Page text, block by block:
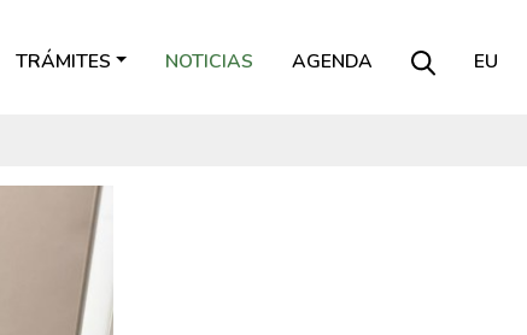
TRÁMITES NOTICIAS AGENDA EU